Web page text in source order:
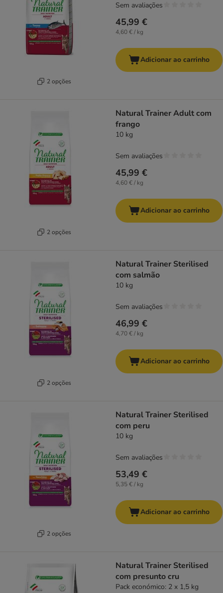
2 opções
45,99 €
4,60 € / kg
Sem avaliações
Adicionar ao carrinho
2 opções
Natural Trainer Adult com
frango
10 kg
45,99 €
4,60 € / kg
Sem avaliações
Adicionar ao carrinho
2 opções
Natural Trainer Sterilised
com salmão
10 kg
46,99 €
4,70 € / kg
Sem avaliações
Adicionar ao carrinho
2 opções
Natural Trainer Sterilised
com peru
10 kg
53,49 €
5,35 € / kg
Sem avaliações
Adicionar ao carrinho
Natural Trainer Sterilised
com presunto cru
Pack económico: 2 x 1,5 kg